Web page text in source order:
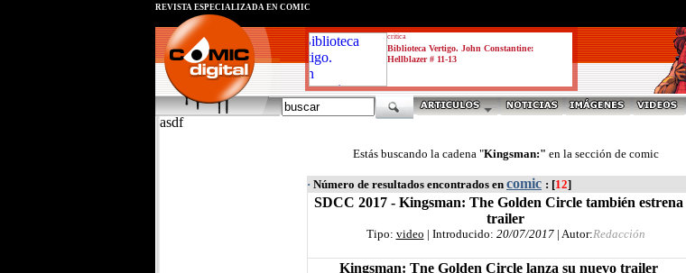
critica
Biblioteca Vertigo. John Constantine:
Hellblazer # 11-13
REVISTA ESPECIALIZADA EN CÓMIC
asdf
Estás buscando la cadena "Kingsman:" en la sección de comic
· Número de resultados encontrados en comic : [12]
SDCC 2017 - Kingsman: The Golden Circle también estrena
trailer
Tipo: video | Introducido: 20/07/2017| Autor:Redacción
Kingsman: Tne Golden Circle lanza su nuevo trailer